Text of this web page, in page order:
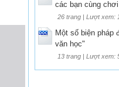
các bạn cùng chơi
26 trang | Lượt xem:
Một số biện pháp
văn học"
13 trang | Lượt xem: